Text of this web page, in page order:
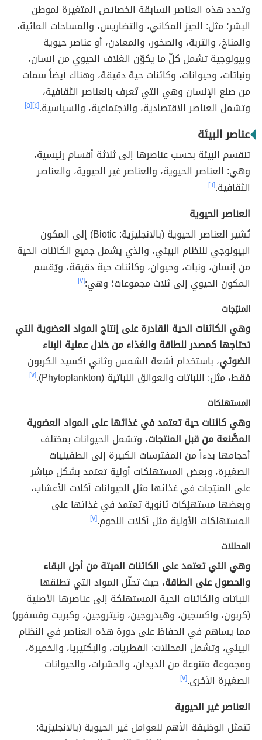
وتحدد هذه العناصر السابقة الخصائص المتغيرة لموطن
البشر؛ مثل: الحيز المكاني، والتضاريس، والمساحات المائية،
والمناخ، والتربة، والصخور، والمعادن، أو عناصر حيوية
وبيولوجية تشمل كلّ ما يكوّن الغلاف الحيوي من إنسان،
ونباتات، وحيوانات، وكائنات حية دقيقة، وهناك أيضاً سمات
من صنع الإنسان وهي التي تُعرف بالعناصر الثقافية،
وتشمل العناصر الاقتصادية، والاجتماعية، والسياسية.[٤] [٥]
عناصر البيئة
تنقسم البيئة بحسب عناصرها إلى ثلاثة أقسام رئيسية،
وهي: العناصر الحيوية، والعناصر غير الحيوية، والعناصر
الثقافية.[٦]
العناصر الحيوية
تُشير العناصر الحيوية (بالانجليزية: Biotic) إلى المكون
البيولوجي للنظام البيئي، والذي يشمل جميع الكائنات الحية
من إنسان، ونبات، وحيوان، وكائنات حية دقيقة، ويُقسم
المكون الحيوي إلى ثلاث مجموعات؛ وهي:[٧]
المنتِجات
وهي الكائنات الحية القادرة على إنتاج المواد العضوية التي
تحتاجها كمصدر للطاقة والغذاء من خلال عملية البناء
الضوئي، باستخدام أشعة الشمس وثاني أكسيد الكربون
فقط، مثل: النباتات والعوالق النباتية (Phytoplankton).
[٧]
المستهلكات
وهي كائنات حية تعتمد في غذائها على المواد العضوية
المصَّنعة من قبل المنتجات، وتشمل الحيوانات بمختلف
أحجامها بدءاً من المفترسات الكبيرة إلى الطفيليات
الصغيرة، وبعض المستهلكات أولية تعتمد بشكل مباشر
على المنتِجات في غذائها مثل الحيوانات آكلات الأعشاب،
وبعضها مستهلِكات ثانوية تعتمد في غذائها على
المستهلكات الأولية مثل آكلات اللحوم.[٧]
المحللات
وهي التي تعتمد على الكائنات الميتة من أجل البقاء
والحصول على الطاقة،حيث تحلّل المواد التي تطلقها
النباتات والكائنات الحية المستهلكة إلى عناصرها الأصلية
(كربون، وأكسجين، وهيدروجين، ونيتروجين، وكبريت وفسفور)
مما يساهم في الحفاظ على دورة هذه العناصر في النظام
البيئي، وتشمل المحللات: الفطريات، والبكتيريا، والخميرة،
ومجموعة متنوعة من الديدان، والحشرات، والحيوانات
الصغيرة الأخرى.[٧]
العناصر غير الحيوية
تتمثل الوظيفة الأهم للعوامل غير الحيوية (بالانجليزية: